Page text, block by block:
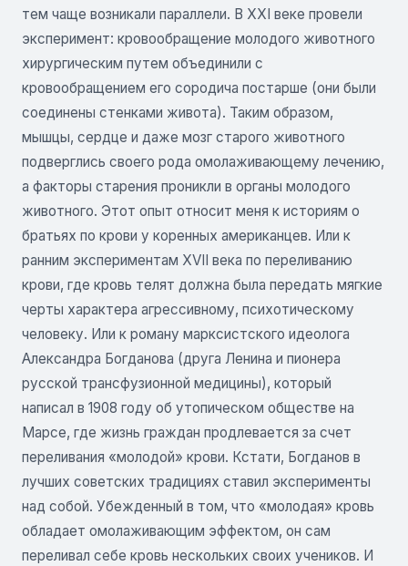
тем чаще возникали параллели. В XXI веке провели
эксперимент: кровообращение молодого животного
хирургическим путем объединили с
кровообращением его сородича постарше (они были
соединены стенками живота). Таким образом,
мышцы, сердце и даже мозг старого животного
подверглись своего рода омолаживающему лечению,
а факторы старения проникли в органы молодого
животного. Этот опыт относит меня к историям о
братьях по крови у коренных американцев. Или к
ранним экспериментам XVII века по переливанию
крови, где кровь телят должна была передать мягкие
черты характера агрессивному, психотическому
человеку. Или к роману марксистского идеолога
Александра Богданова (друга Ленина и пионера
русской трансфузионной медицины), который
написал в 1908 году об утопическом обществе на
Марсе, где жизнь граждан продлевается за счет
переливания «молодой» крови. Кстати, Богданов в
лучших советских традициях ставил эксперименты
над собой. Убежденный в том, что «молодая» кровь
обладает омолаживающим эффектом, он сам
переливал себе кровь нескольких своих учеников. И